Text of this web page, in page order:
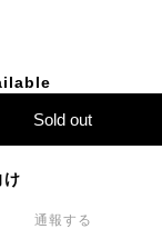
Sold out
け
通報する